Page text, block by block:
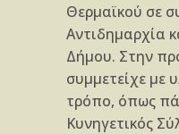
Θερμαϊκού σε
Αντιδημαρχία
Δήμου. Στην
συμμετείχε με
τρόπο, όπως
Κυνηγετικός